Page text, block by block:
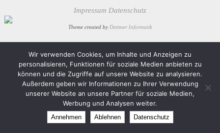
Impressum Datenschutz
Theme created by Dettmer Informatik
Wir verwenden Cookies, um Inhalte und Anzeigen zu
personalisieren, Funktionen für soziale Medien anbieten zu
können und die Zugriffe auf unsere Website zu analysieren.
Außerdem geben wir Informationen zu Ihrer Verwendung
unserer Website an unsere Partner für soziale Medien,
Werbung und Analysen weiter.
Annehmen Ablehnen Datenschutz